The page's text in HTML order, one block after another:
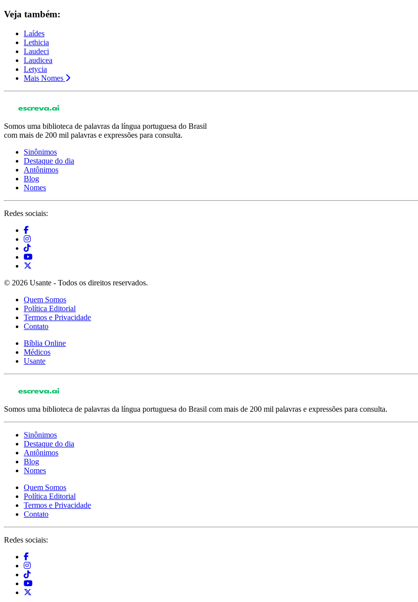
Veja também:
Laídes
Lethicia
Laudeci
Laudicea
Letycia
Mais Nomes
Somos uma biblioteca de palavras da língua portuguesa do Brasil
com mais de 200 mil palavras e expressões para consulta.
Sinônimos
Destaque do dia
Antônimos
Blog
Nomes
Redes sociais:
© 2026 Usante - Todos os direitos reservados.
Quem Somos
Política Editorial
Termos e Privacidade
Contato
Bíblia Online
Médicos
Usante
Somos uma biblioteca de palavras da língua portuguesa do Brasil com mais de 200 mil palavras e expressões para consulta.
Sinônimos
Destaque do dia
Antônimos
Blog
Nomes
Quem Somos
Política Editorial
Termos e Privacidade
Contato
Redes sociais: